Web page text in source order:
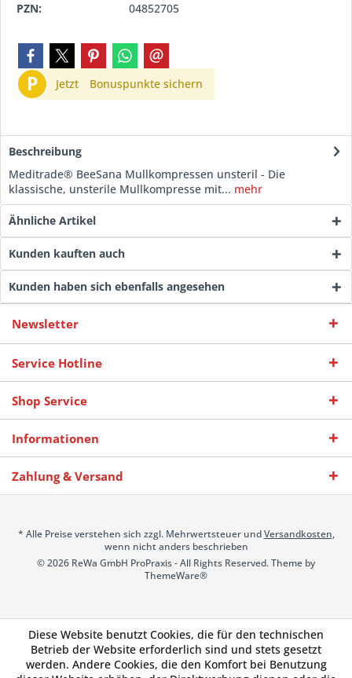
PZN:
04852705
P Jetzt Bonuspunkte sichern
Beschreibung
Meditrade® BeeSana Mullkompressen unsteril - Die
klassische, unsterile Mullkompresse mit... mehr
Ähnliche Artikel
Kunden kauften auch
Kunden haben sich ebenfalls angesehen
Newsletter
Service Hotline
Shop Service
Informationen
Zahlung & Versand
* Alle Preise verstehen sich zzgl. Mehrwertsteuer undVersandkosten,
wenn nicht anders beschrieben
© 2026 ReWa GmbH ProPraxis - All Rights Reserved. Theme by
ThemeWare®
Diese Website benutzt Cookies, die für den technischen
Betrieb der Website erforderlich sind und stets gesetzt
werden. Andere Cookies, die den Komfort bei Benutzung